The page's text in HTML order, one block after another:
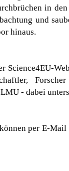
in
und
hinaus.
Science4EU-
- dabei
per E-